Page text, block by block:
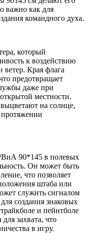
важно как для
командного духа.
который
к воздействию
Края флага
предотвращает
даже при
местности.
на солнце,
протяжении
90*145 в полевых
Он может быть
что позволяет
штаба или
служить сигналом
создания знаковых
и пейнтболе
захвата, что
в игру.